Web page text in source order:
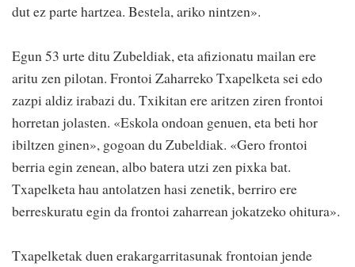
dut ez parte hartzea. Bestela, ariko nintzen».
Egun 53 urte ditu Zubeldiak, eta afizionatu mailan ere
aritu zen pilotan. Frontoi Zaharreko Txapelketa sei edo
zazpi aldiz irabazi du. Txikitan ere aritzen ziren frontoi
horretan jolasten. «Eskola ondoan genuen, eta beti hor
ibiltzen ginen», gogoan du Zubeldiak. «Gero frontoi
berria egin zenean, albo batera utzi zen pixka bat.
Txapelketa hau antolatzen hasi zenetik, berriro ere
berreskuratu egin da frontoi zaharrean jokatzeko ohitura».
Txapelketak duen erakargarritasunak frontoian jende